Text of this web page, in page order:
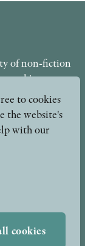
of non-fiction
is part
Foundation for
to cookies
the website's
with our
cookies